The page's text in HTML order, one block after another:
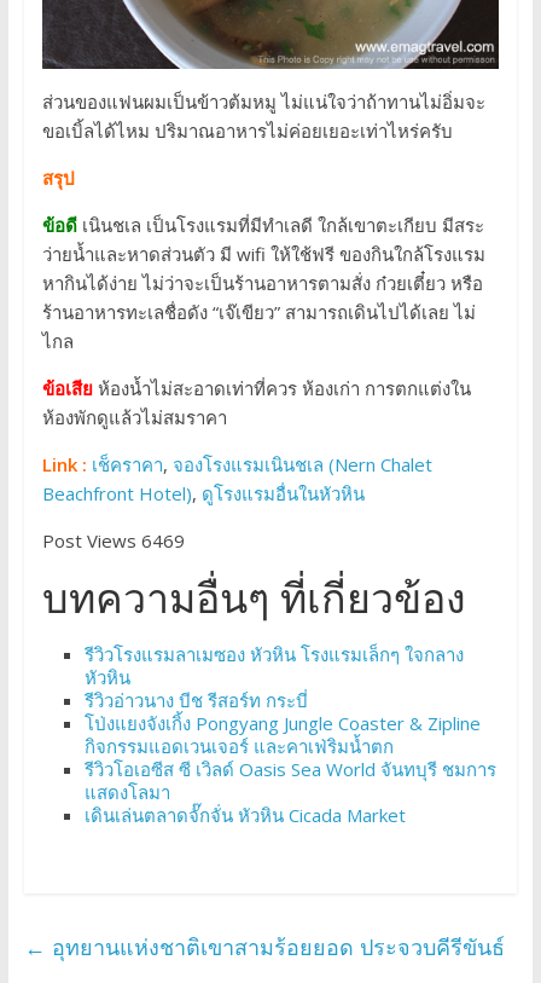
ส่วนของแฟนผมเป็นข้าวต้มหมู ไม่แน่ใจว่าถ้าทานไม่อิ่มจะ
ขอเบิ้ลได้ไหม ปริมาณอาหารไม่ค่อยเยอะเท่าไหร่ครับ
สรุป
ข้อดีเนินชเล เป็นโรงแรมที่มีทำเลดี ใกล้เขาตะเกียบ มีสระ
ว่ายน้ำและหาดส่วนตัว มี wifi ให้ใช้ฟรี ของกินใกล้โรงแรม
หากินได้ง่าย ไม่ว่าจะเป็นร้านอาหารตามสั่ง ก๋วยเตี๋ยว หรือ
ร้านอาหารทะเลชื่อดัง “เจ๊เขียว” สามารถเดินไปได้เลย ไม่
ไกล
ข้อเสียห้องน้ำไม่สะอาดเท่าที่ควร ห้องเก่า การตกแต่งใน
ห้องพักดูแล้วไม่สมราคา
Link : เช็คราคา, จองโรงแรมเนินชเล (Nern Chalet
Beachfront Hotel), ดูโรงแรมอื่นในหัวหิน
Post Views 6469
บทความอื่นๆ ที่เกี่ยวข้อง
รีวิวโรงแรมลาเมซอง หัวหิน โรงแรมเล็กๆ ใจกลาง
หัวหิน
รีวิวอ่าวนาง บีช รีสอร์ท กระบี่
โป่งแยงจังเกิ้ง Pongyang Jungle Coaster & Zipline
กิจกรรมแอดเวนเจอร์ และคาเฟ่ริมน้ำตก
รีวิวโอเอซีส ซี เวิลด์ Oasis Sea World จันทบุรี ชมการ
แสดงโลมา
เดินเล่นตลาดจั๊กจั่น หัวหิน Cicada Market
← อุทยานแห่งชาติเขาสามร้อยยอด ประจวบคีรีขันธ์